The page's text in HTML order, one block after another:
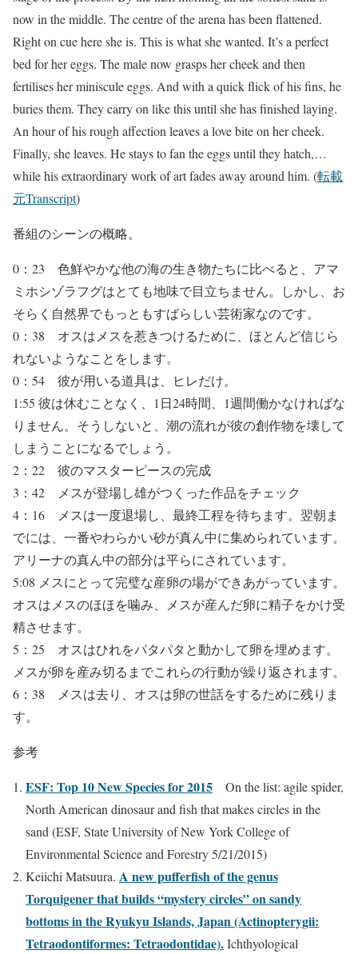
now in the middle. The centre of the arena has been flattened.
Right on cue here she is. This is what she wanted. It’s a perfect
bed for her eggs. The male now grasps her cheek and then
fertilises her miniscule eggs. And with a quick flick of his fins, he
buries them. They carry on like this until she has finished laying.
An hour of his rough affection leaves a love bite on her cheek.
Finally, she leaves. He stays to fan the eggs until they hatch,…
while his extraordinary work of art fades away around him. (転載
元Transcript)
番組のシーンの概略。
0：23 色鮮やかな他の海の生き物たちに比べると、アマ
ミホシゾラフグはとても地味で目立ちません。しかし、お
そらく自然界でもっともすばらしい芸術家なのです。
0：38 オスはメスを惹きつけるために、ほとんど信じら
れないようなことをします。
0：54 彼が用いる道具は、ヒレだけ。
1:55 彼は休むことなく、1日24時間、1週間働かなければな
りません。そうしないと、潮の流れが彼の創作物を壊して
しまうことになるでしょう。
2：22 彼のマスターピースの完成
3：42 メスが登場し雄がつくった作品をチェック
4：16 メスは一度退場し、最終工程を待ちます。翌朝ま
でには、一番やわらかい砂が真ん中に集められています。
アリーナの真ん中の部分は平らにされています。
5:08 メスにとって完璧な産卵の場ができあがっています。
オスはメスのほほを噛み、メスが産んだ卵に精子をかけ受
精させます。
5：25 オスはひれをパタパタと動かして卵を埋めます。
メスが卵を産み切るまでこれらの行動が繰り返されます。
6：38 メスは去り、オスは卵の世話をするために残りま
す。
参考
ESF: Top 10 New Species for 2015 On the list: agile spider,
North American dinosaur and fish that makes circles in the
sand (ESF, State University of New York College of
Environmental Science and Forestry 5/21/2015)
Keiichi Matsuura. A new pufferfish of the genus
Torquigener that builds “mystery circles” on sandy
bottoms in the Ryukyu Islands, Japan (Actinopterygii:
Tetraodontiformes: Tetraodontidae).Ichthyological